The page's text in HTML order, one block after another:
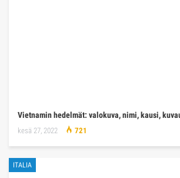
Vietnamin hedelmät: valokuva, nimi, kausi,
kesä 27, 2022 721
ITALIA